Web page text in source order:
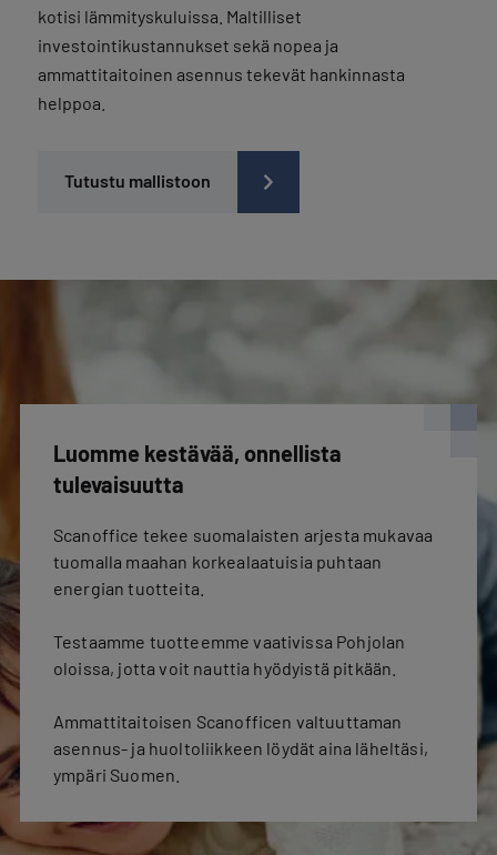
kotisi lämmityskuluissa. Maltilliset
investointikustannukset sekä nopea ja
ammattitaitoinen asennus tekevät hankinnasta
helppoa.
Tutustu mallistoon
Luomme kestävää, onnellista
tulevaisuutta
Scanoffice tekee suomalaisten arjesta mukavaa
tuomalla maahan korkealaatuisia puhtaan
energian tuotteita.
Testaamme tuotteemme vaativissa Pohjolan
oloissa, jotta voit nauttia hyödyistä pitkään.
Ammattitaitoisen Scanofficen valtuuttaman
asennus- ja huoltoliikkeen löydät aina läheltäsi,
ympäri Suomen.